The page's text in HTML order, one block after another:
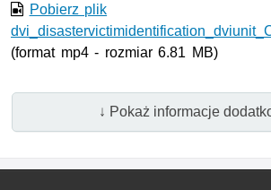
Pobierz plik
(format mp4 - rozmiar 6.81 MB)
↓ Pokaż informacje